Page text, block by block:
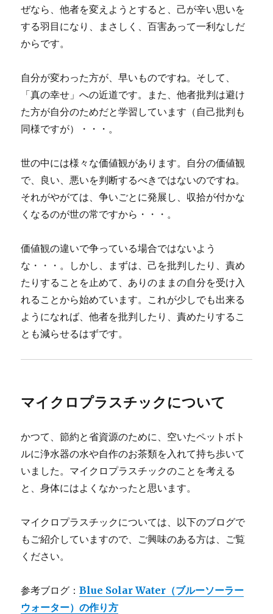
ぜなら、他者を変えようとすると、己が辛い思いを
する羽目になり、まさしく、百害あって一利なしだ
からです。
自分が変わった方が、早いものですね。そして、
「真の幸せ」への近道です。また、他者批判は避け
た方が自分のためだと学習しています（自己批判も
同様ですが）・・・。
世の中には様々な価値観があります。自分の価値観
で、良い、悪いを判断するべきではないのですね。
それがやがては、争いごとに発展し、収拾が付かな
くなるのが世の常ですから・・・。
価値観の違いで争っている場合ではないよう
な・・・。しかし、まずは、己を批判したり、責め
たりすることを止めて、ありのままの自分を受け入
れることから始めています。これが少しでも出来る
ようになれば、他者を批判したり、責めたりするこ
とも減らせるはずです。
マイクロプラスチックについて
かつて、節約と省資源のために、空いたペットボト
ルに浄水器の水や自作のお茶類を入れて持ち歩いて
いました。マイクロプラスチックのことを考える
と、身体にはよくなかったと思います。
マイクロプラスチックについては、以下のブログで
もご紹介していますので、ご興味のある方は、ご覧
ください。
参考ブログ：Blue Solar Water（ブルーソーラー
ウォーター）の作り方